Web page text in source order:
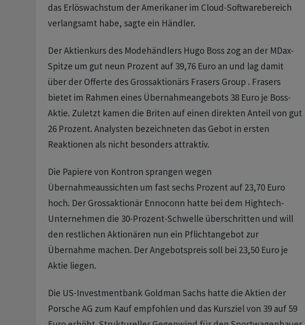
das Erlöswachstum der Amerikaner im Cloud-Softwarebereich
verlangsamt habe, sagte ein Händler.
Der Aktienkurs des Modehändlers Hugo Boss zog an der MDax-
Spitze um gut neun Prozent auf 39,76 Euro an und lag damit
über der Offerte des Grossaktionärs Frasers Group . Frasers
bietet im Rahmen eines Übernahmeangebots 38 Euro je Boss-
Aktie. Zuletzt kamen die Briten auf einen direkten Anteil von gut
26 Prozent. Analysten bezeichneten das Gebot in ersten
Reaktionen als nicht besonders attraktiv.
Die Papiere von Kontron sprangen wegen
Übernahmeaussichten um fast sechs Prozent auf 23,70 Euro
hoch. Der Grossaktionär Ennoconn hatte bei dem Hightech-
Unternehmen die 30-Prozent-Schwelle überschritten und will
den restlichen Aktionären nun ein Pflichtangebot zur
Übernahme machen. Der Angebotspreis soll bei 23,50 Euro je
Aktie liegen.
Die US-Investmentbank Goldman Sachs hatte die Aktien der
Porsche AG zum Kauf empfohlen und das Kursziel von 39 auf 59